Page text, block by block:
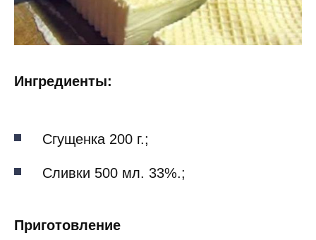
Ингредиенты:
Сгущенка 200 г.;
Сливки 500 мл. 33%.;
Приготовление